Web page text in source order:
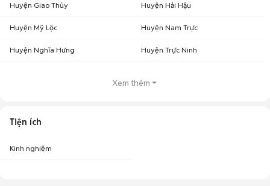
Huyện Giao Thủy Huyện Hải Hậu
Huyện Mỹ Lộc Huyện Nam Trực
Huyện Nghĩa Hưng Huyện Trực Ninh
Xem thêm
Tiện ích
Kinh nghiệm